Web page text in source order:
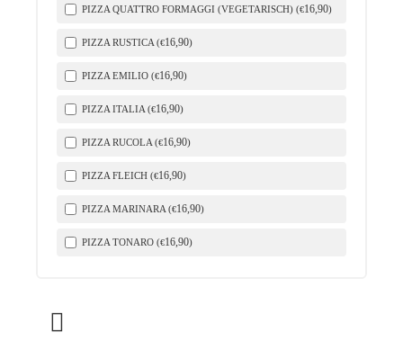
PIZZA QUATTRO FORMAGGI (VEGETARISCH) (€16,90)
PIZZA RUSTICA (€16,90)
PIZZA EMILIO (€16,90)
PIZZA ITALIA (€16,90)
PIZZA RUCOLA (€16,90)
PIZZA FLEICH (€16,90)
PIZZA MARINARA (€16,90)
PIZZA TONARO (€16,90)